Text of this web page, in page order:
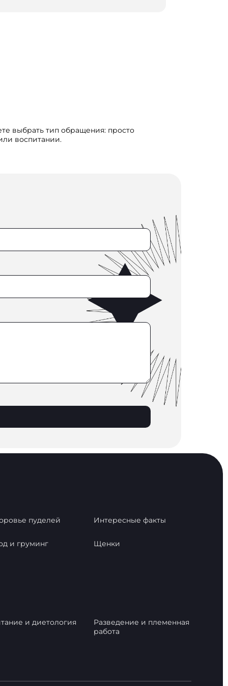
выбрать тип обращения: просто
воспитании.
пуделей Интересные факты
и груминг Щенки
и диетология
Разведение и племенная
работа